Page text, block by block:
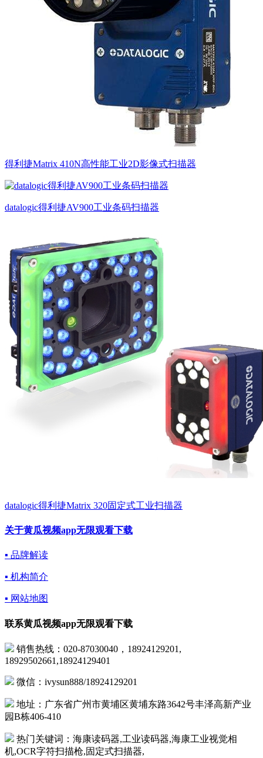
得利捷Matrix 410N高性能工业2D影像式扫描器
datalogic得利捷AV900工业条码扫描器
datalogic得利捷Matrix 320固定式工业扫描器
关于黄瓜视频app无限观看下载
▪ 品牌解读
▪ 机构简介
▪ 网站地图
联系黄瓜视频app无限观看下载
销售热线：020-87030040，18924129201,
18929502661,18924129401
微信：ivysun888/18924129201
地址：广东省广州市黄埔区黄埔东路3642号丰泽高新产业
园B栋406-410
热门关键词：海康读码器,工业读码器,海康工业视觉相
机,OCR字符扫描枪,固定式扫描器,